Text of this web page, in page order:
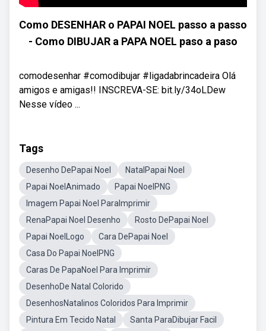
Como DESENHAR o PAPAI NOEL passo a passo
- Como DIBUJAR a PAPA NOEL paso a paso
comodesenhar #comodibujar #ligadabrincadeira Olá
amigos e amigas!! INSCREVA-SE: bit.ly/34oLDew
Nesse vídeo ...
Tags
Desenho DePapai Noel
NatalPapai Noel
Papai NoelAnimado
Papai NoelPNG
Imagem Papai Noel ParaImprimir
RenaPapai Noel Desenho
Rosto DePapai Noel
Papai NoelLogo
Cara DePapai Noel
Casa Do Papai NoelPNG
Caras De PapaNoel Para Imprimir
DesenhoDe Natal Colorido
DesenhosNatalinos Coloridos Para Imprimir
Pintura Em Tecido Natal
Santa ParaDibujar Facil